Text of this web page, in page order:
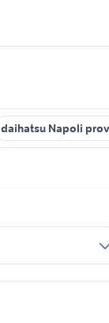
daihatsu Napoli